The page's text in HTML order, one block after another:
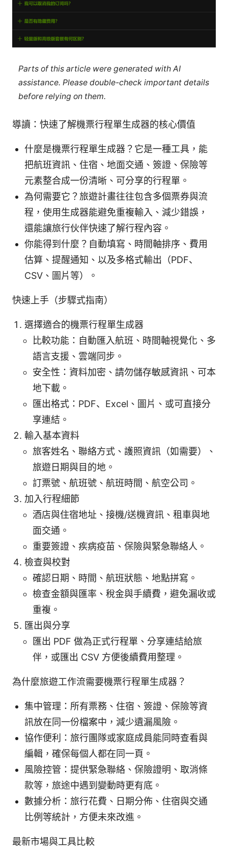
Parts of this article were generated with AI
assistance. Please double-check important details
before relying on them.
導讀：快速了解機票行程單生成器的核心價值
什麼是機票行程單生成器？它是一種工具，能
把航班資訊、住宿、地面交通、簽證、保險等
元素整合成一份清晰、可分享的行程單。
為何需要它？旅遊計畫往往包含多個票券與流
程，使用生成器能避免重複輸入、減少錯誤，
還能讓旅行伙伴快速了解行程內容。
你能得到什麼？自動填寫、時間軸排序、費用
估算、提醒通知、以及多格式輸出（PDF、
CSV、圖片等）。
快速上手（步驟式指南）
選擇適合的機票行程單生成器
比較功能：自動匯入航班、時間軸視覺化、多
語言支援、雲端同步。
安全性：資料加密、請勿儲存敏感資訊、可本
地下載。
匯出格式：PDF、Excel、圖片、或可直接分
享連結。
輸入基本資料
旅客姓名、聯絡方式、護照資訊（如需要）、
旅遊日期與目的地。
訂票號、航班號、航班時間、航空公司。
加入行程細節
酒店與住宿地址、接機/送機資訊、租車與地
面交通。
重要簽證、疾病疫苗、保險與緊急聯絡人。
檢查與校對
確認日期、時間、航班狀態、地點拼寫。
檢查金額與匯率、稅金與手續費，避免漏收或
重複。
匯出與分享
匯出 PDF 做為正式行程單、分享連結給旅
伴，或匯出 CSV 方便後續費用整理。
為什麼旅遊工作流需要機票行程單生成器？
集中管理：所有票務、住宿、簽證、保險等資
訊放在同一份檔案中，減少遺漏風險。
協作便利：旅行團隊或家庭成員能同時查看與
編輯，確保每個人都在同一頁。
風險控管：提供緊急聯絡、保險證明、取消條
款等，旅途中遇到變動時更有底。
數據分析：旅行花費、日期分佈、住宿與交通
比例等統計，方便未來改進。
最新市場與工具比較